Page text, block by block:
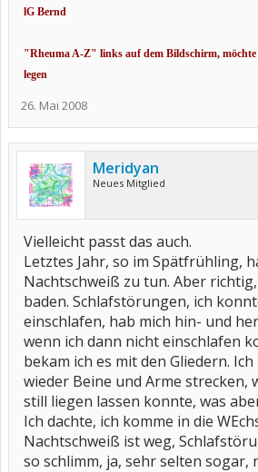
lG Bernd
"Rheuma A-Z" links auf dem Bildschirm, möchte
legen
26. Mai 2008
Meridyan
Neues Mitglied
Vielleicht passt das auch.
Letztes Jahr, so im Spätfrühling,
Nachtschweiß zu tun. Aber
baden. Schlafstörungen, ich
einschlafen, hab mich hin- und
wenn ich dann nicht einschlafen
bekam ich es mit den Gliedern.
wieder Beine und Arme strecken,
still liegen lassen konnte, was
Ich dachte, ich komme in die
Nachtschweiß ist weg,
so schlimm, ja, sehr selten sogar,